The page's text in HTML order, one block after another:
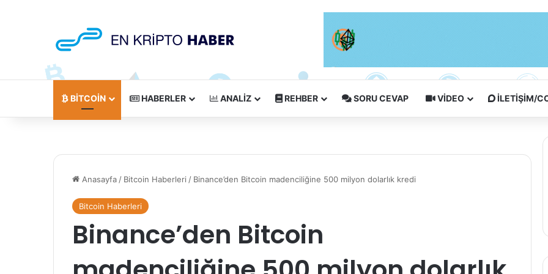
BITCOIN HABERLER ANALIZ REHBER SORU CEVAP VIDEO İLETIŞIM/
Anasayfa / Bitcoin Haberleri / Binance’den Bitcoin madenciliğine 500 milyon dolarlık kredi
Bitcoin Haberleri
Binance’den Bitcoin